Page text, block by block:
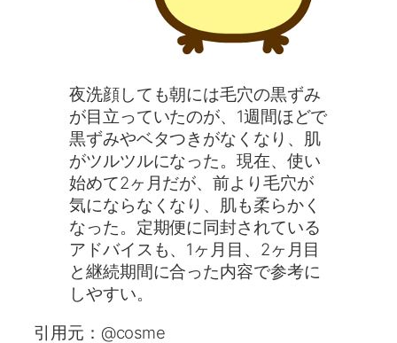
夜洗顔しても朝には毛穴の黒ずみ
が目立っていたのが、1週間ほどで
黒ずみやベタつきがなくなり、肌
がツルツルになった。現在、使い
始めて2ヶ月だが、前より毛穴が
気にならなくなり、肌も柔らかく
なった。定期便に同封されている
アドバイスも、1ヶ月目、2ヶ月目
と継続期間に合った内容で参考に
しやすい。
引用元：@cosme